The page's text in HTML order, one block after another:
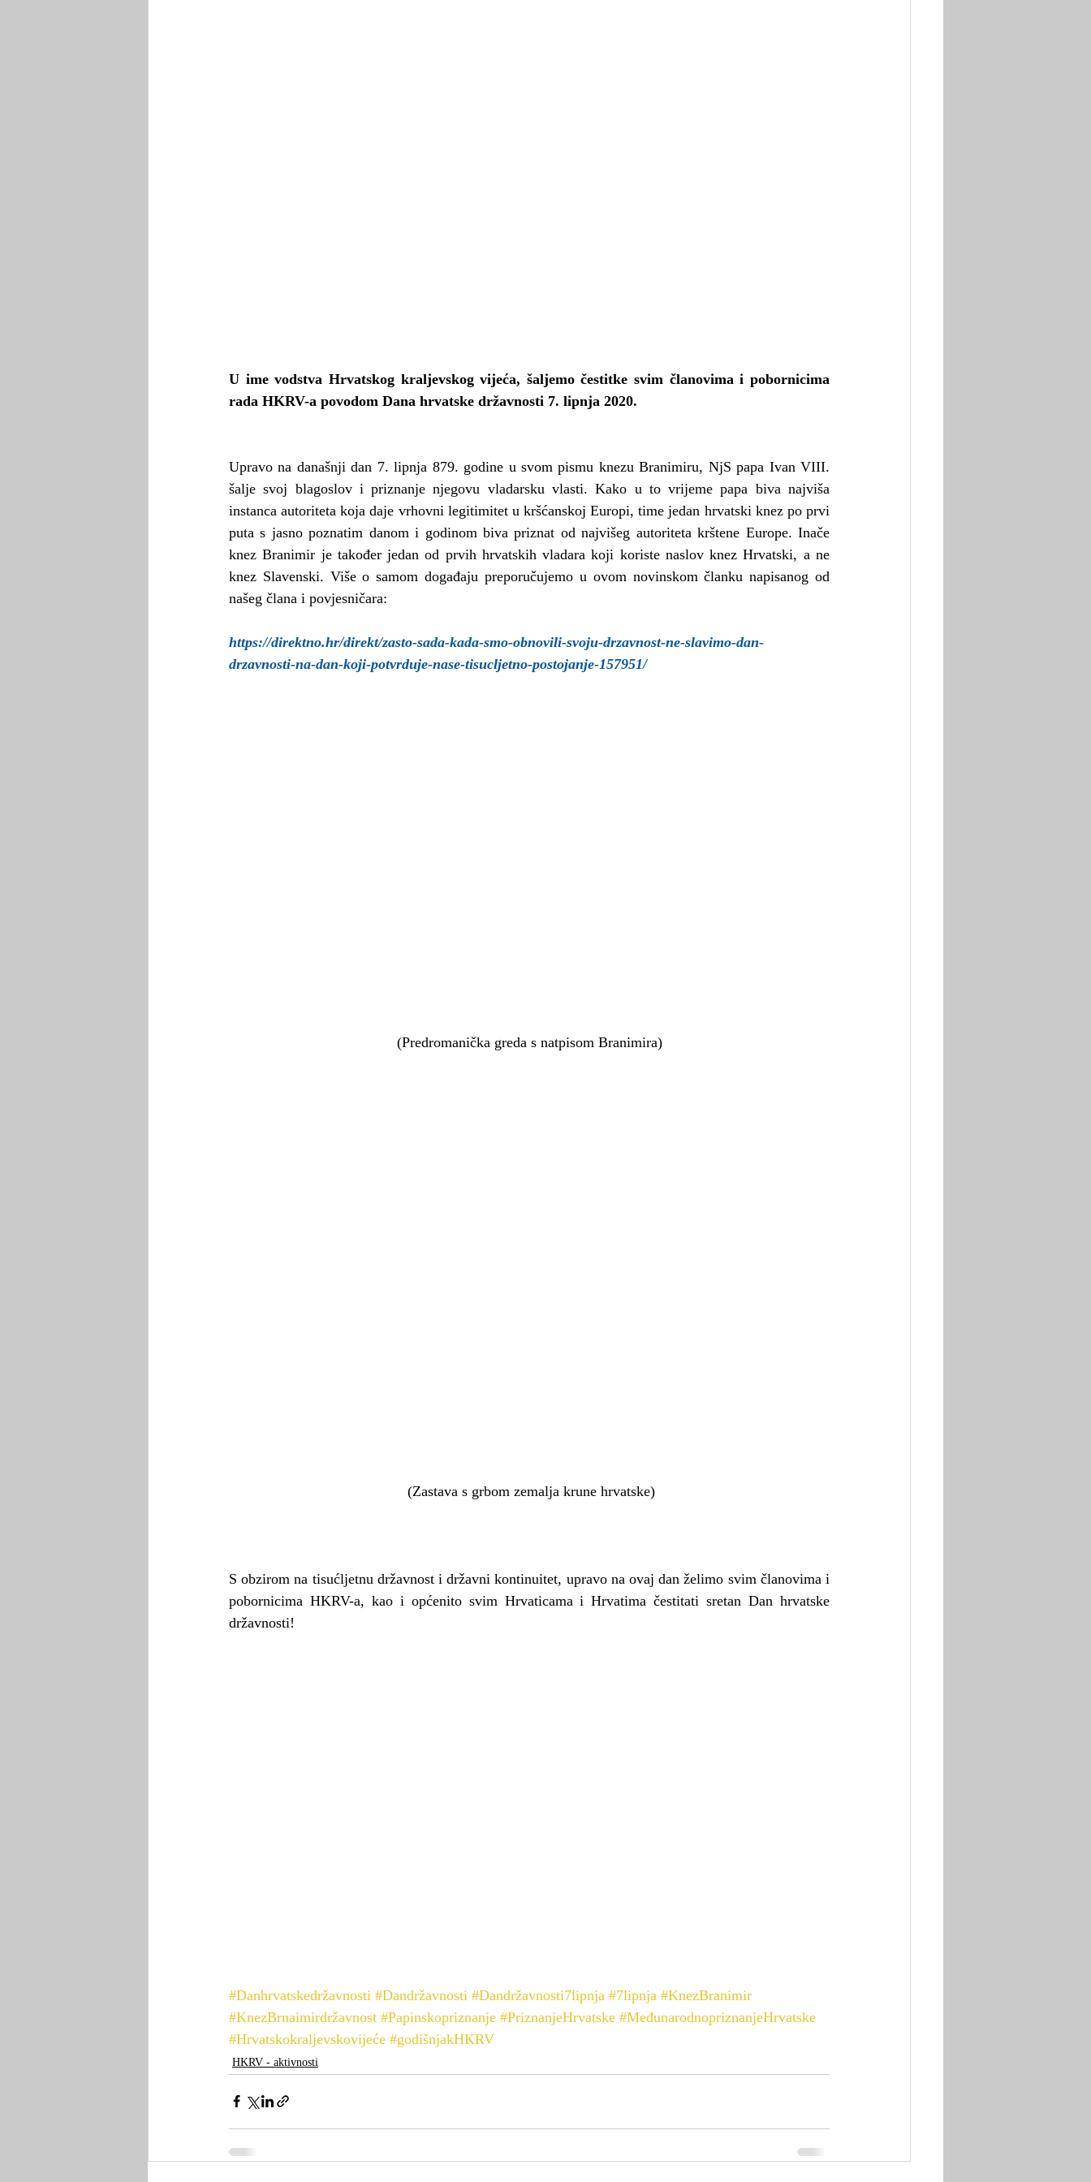
U ime vodstva Hrvatskog kraljevskog vijeća, šaljemo čestitke svim članovima i pobornicima
rada HKRV-a povodom Dana hrvatske državnosti 7. lipnja 2020.
Upravo na današnji dan 7. lipnja 879. godine u svom pismu knezu Branimiru, NjS papa Ivan VIII.
šalje svoj blagoslov i priznanje njegovu vladarsku vlasti. Kako u to vrijeme papa biva najviša
instanca autoriteta koja daje vrhovni legitimitet u kršćanskoj Europi, time jedan hrvatski knez po prvi
puta s jasno poznatim danom i godinom biva priznat od najvišeg autoriteta krštene Europe. Inače
knez Branimir je također jedan od prvih hrvatskih vladara koji koriste naslov knez Hrvatski, a ne
knez Slavenski. Više o samom događaju preporučujemo u ovom novinskom članku napisanog od
našeg člana i povjesničara:
https://direktno.hr/direkt/zasto-sada-kada-smo-obnovili-svoju-drzavnost-ne-slavimo-dan-
drzavnosti-na-dan-koji-potvrduje-nase-tisucljetno-postojanje-157951/
(Predromanička greda s natpisom Branimira)
(Zastava s grbom zemalja krune hrvatske)
S obzirom na tisućljetnu državnost i državni kontinuitet, upravo na ovaj dan želimo svim članovima i
pobornicima HKRV-a, kao i općenito svim Hrvaticama i Hrvatima čestitati sretan Dan hrvatske
državnosti!
#Danhrvatskedržavnosti #Dandržavnosti #Dandržavnosti7lipnja #7lipnja #KnezBranimir
#KnezBrnaimirdržavnost #Papinskopriznanje #PriznanjeHrvatske #MeđunarodnopriznanjeHrvatske
#Hrvatskokraljevskovijeće #godišnjakHKRV
HKRV - aktivnosti